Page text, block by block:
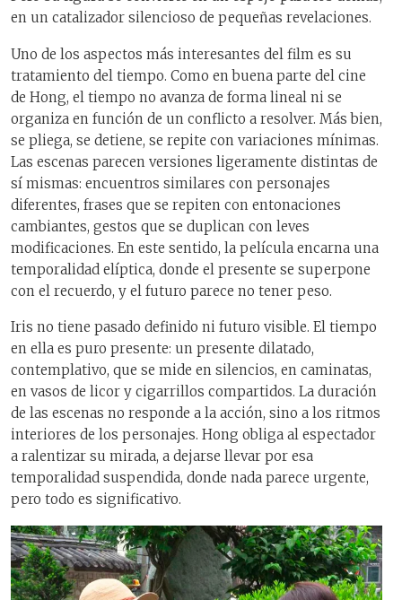
en un catalizador silencioso de pequeñas revelaciones.
Uno de los aspectos más interesantes del film es su
tratamiento del tiempo. Como en buena parte del cine
de Hong, el tiempo no avanza de forma lineal ni se
organiza en función de un conflicto a resolver. Más bien,
se pliega, se detiene, se repite con variaciones mínimas.
Las escenas parecen versiones ligeramente distintas de
sí mismas: encuentros similares con personajes
diferentes, frases que se repiten con entonaciones
cambiantes, gestos que se duplican con leves
modificaciones. En este sentido, la película encarna una
temporalidad elíptica, donde el presente se superpone
con el recuerdo, y el futuro parece no tener peso.
Iris no tiene pasado definido ni futuro visible. El tiempo
en ella es puro presente: un presente dilatado,
contemplativo, que se mide en silencios, en caminatas,
en vasos de licor y cigarrillos compartidos. La duración
de las escenas no responde a la acción, sino a los ritmos
interiores de los personajes. Hong obliga al espectador
a ralentizar su mirada, a dejarse llevar por esa
temporalidad suspendida, donde nada parece urgente,
pero todo es significativo.